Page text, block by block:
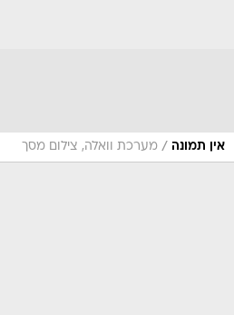
אין תמונה / מערכת וואלה, צילום מסך